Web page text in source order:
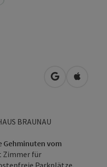
in Google
in
BRAUNAU
Gehminuten vom
Zimmer für
Parkplätze.